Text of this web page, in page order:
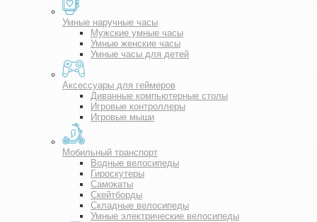
Умные наручные часы
Мужские умные часы
Умные женские часы
Умные часы для детей
Аксессуары для геймеров
Диванные компьютерные столы
Игровые контроллеры
Игровые мыши
Мобильный транспорт
Водные велосипеды
Гироскутеры
Самокаты
Скейтборды
Складные велосипеды
Умные электрические велосипеды